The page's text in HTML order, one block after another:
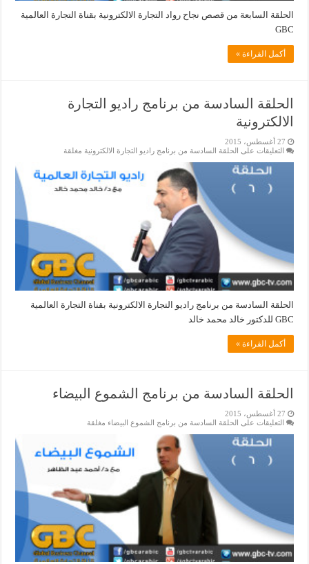
الحلقة السابعة من قصص نجاح رواد التجارة الالكترونية بقناة التجارة العالمية
GBC
أكمل القراءة »
الحلقة السادسة من برنامج راديو التجارة
الالكترونية
27 أغسطس، 2015
التعليقات على الحلقة السادسة من برنامج راديو التجارة الالكترونية مغلقة
الحلقة السادسة من برنامج راديو التجارة الالكترونية بقناة التجارة العالمية
GBC للدكتور خالد محمد خالد
أكمل القراءة »
الحلقة السادسة من برنامج الشموع البيضاء
27 أغسطس، 2015
التعليقات على الحلقة السادسة من برنامج الشموع البيضاء مغلقة